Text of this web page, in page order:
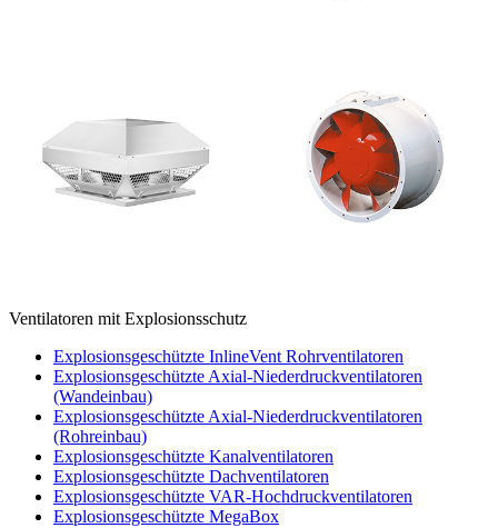
Ventilatoren mit Explosionsschutz
Explosionsgeschützte InlineVent Rohrventilatoren
Explosionsgeschützte Axial-Niederdruckventilatoren
(Wandeinbau)
Explosionsgeschützte Axial-Niederdruckventilatoren
(Rohreinbau)
Explosionsgeschützte Kanalventilatoren
Explosionsgeschützte Dachventilatoren
Explosionsgeschützte VAR-Hochdruckventilatoren
Explosionsgeschützte MegaBox